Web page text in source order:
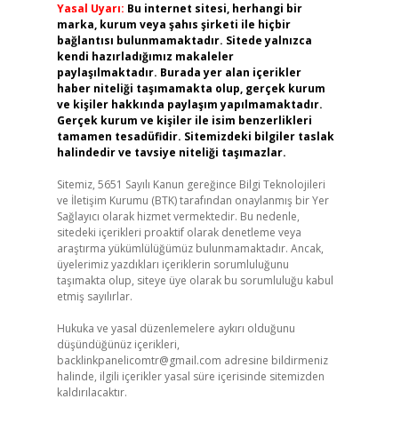
Yasal Uyarı: Bu internet sitesi, herhangi bir
marka, kurum veya şahıs şirketi ile hiçbir
bağlantısı bulunmamaktadır. Sitede yalnızca
kendi hazırladığımız makaleler
paylaşılmaktadır. Burada yer alan içerikler
haber niteliği taşımamakta olup, gerçek kurum
ve kişiler hakkında paylaşım yapılmamaktadır.
Gerçek kurum ve kişiler ile isim benzerlikleri
tamamen tesadüfidir. Sitemizdeki bilgiler taslak
halindedir ve tavsiye niteliği taşımazlar.
Sitemiz, 5651 Sayılı Kanun gereğince Bilgi Teknolojileri
ve İletişim Kurumu (BTK) tarafından onaylanmış bir Yer
Sağlayıcı olarak hizmet vermektedir. Bu nedenle,
sitedeki içerikleri proaktif olarak denetleme veya
araştırma yükümlülüğümüz bulunmamaktadır. Ancak,
üyelerimiz yazdıkları içeriklerin sorumluluğunu
taşımakta olup, siteye üye olarak bu sorumluluğu kabul
etmiş sayılırlar.
Hukuka ve yasal düzenlemelere aykırı olduğunu
düşündüğünüz içerikleri,
backlinkpanelicomtr@gmail.com adresine bildirmeniz
halinde, ilgili içerikler yasal süre içerisinde sitemizden
kaldırılacaktır.